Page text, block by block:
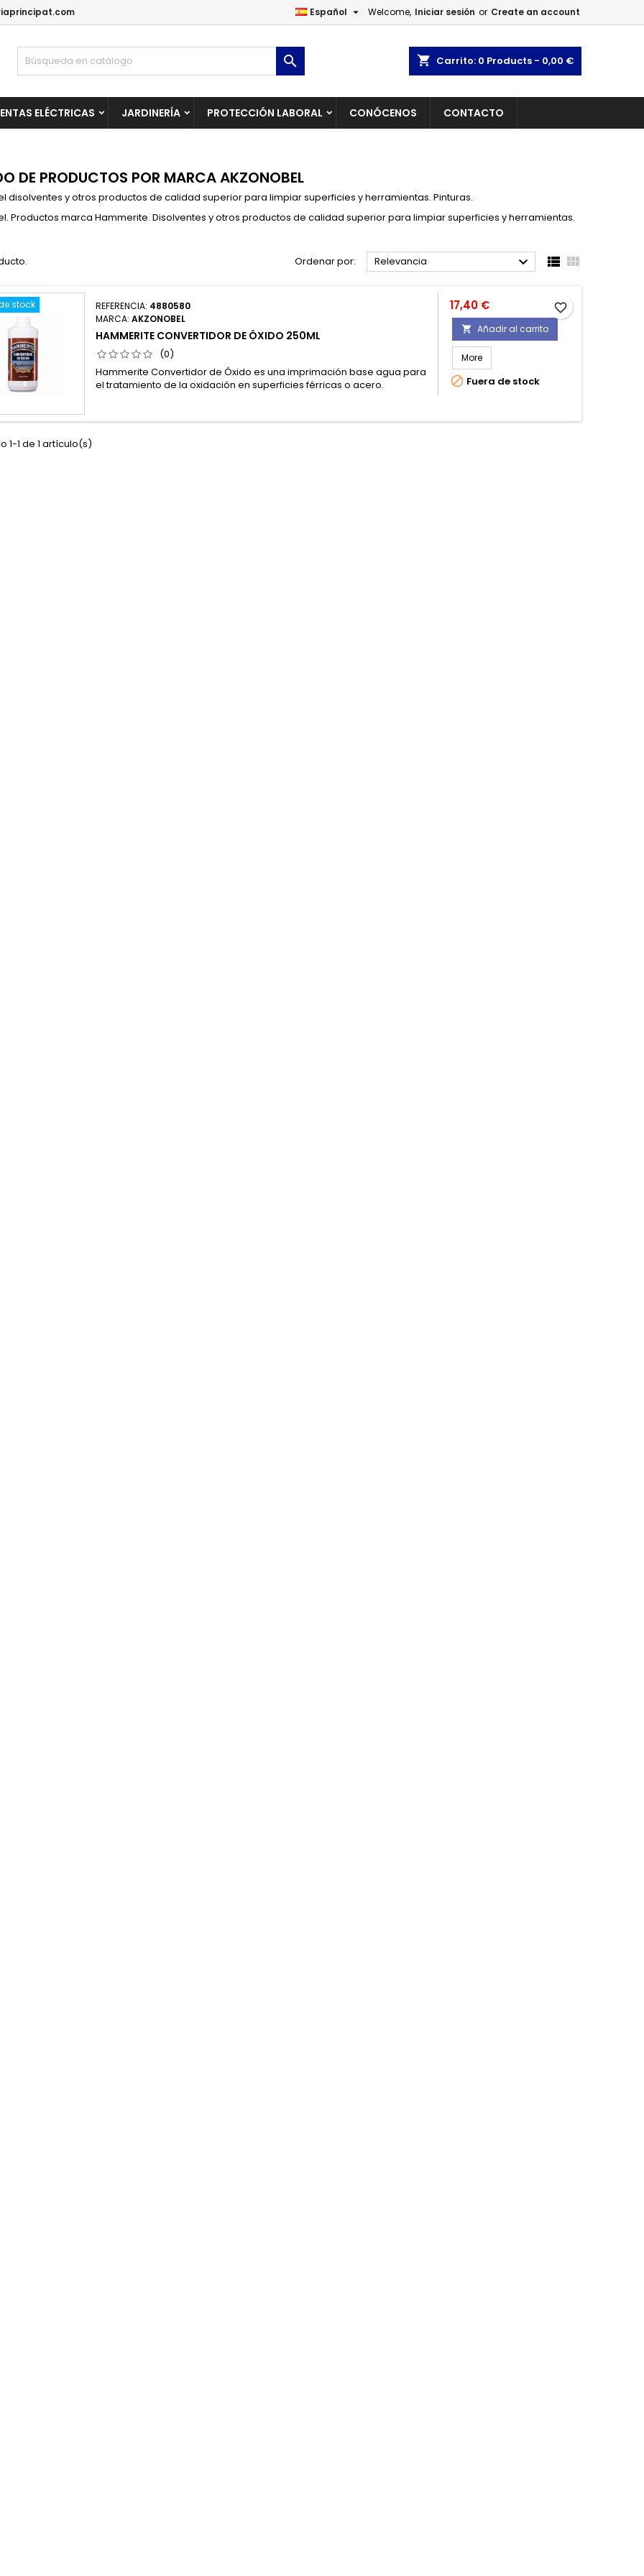
Welcome, Iniciar sesión or Create an account
Español 
shopping_cart Carrito: 0 Products - 0,00 €

ELÉCTRICAS JARDINERÍA PROTECCIÓN LABORAL CONÓCENOS CONTACTO
DE PRODUCTOS POR MARCA AKZONOBEL
disolventes y otros productos de calidad superior para limpiar superficies y herramientas. Pinturas.
Productos marca Hammerite. Disolventes y otros productos de calidad superior para limpiar superficies y herramientas.
Ordenar por: Relevancia   
stock REFERENCIA: 4880580
MARCA:AKZONOBEL
HAMMERITE CONVERTIDOR DE ÓXIDO 250ML
(0)
Hammerite Convertidor de Óxido es una imprimación base agua para
el tratamiento de la oxidación en superficies férricas o acero.
Precio
17,40 €
 Añadir al carrito
More
 Fuera de stock
favorite_border
1-1 de 1 artículo(s)
a la lista de deseos
Crear una lista nueva
lista de deseos
sesión
iniciar sesión para guardar productos en su lista de deseos.